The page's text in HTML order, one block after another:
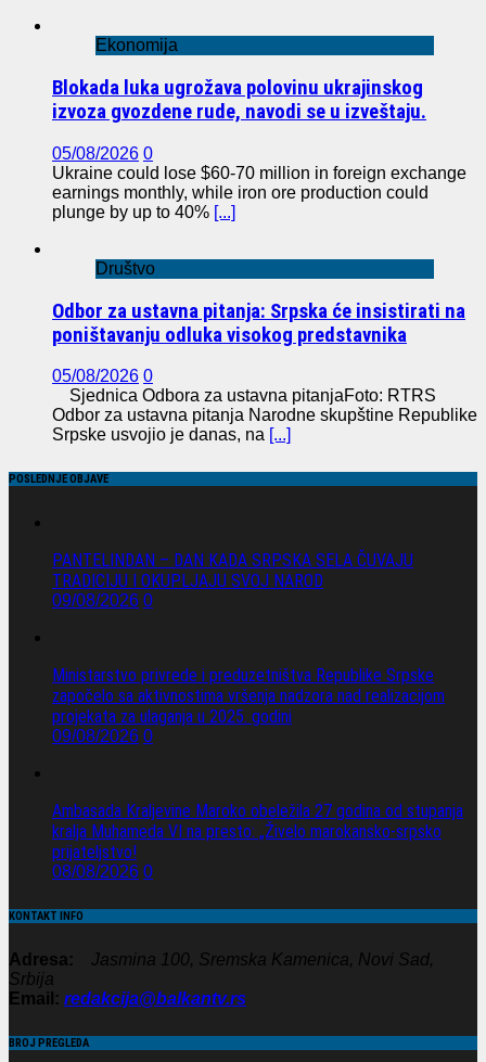
Ekonomija
Blokada luka ugrožava polovinu ukrajinskog
izvoza gvozdene rude, navodi se u izveštaju.
05/08/2026 0
Ukraine could lose $60-70 million in foreign exchange
earnings monthly, while iron ore production could
plunge by up to 40% [...]
Društvo
Odbor za ustavna pitanja: Srpska će insistirati na
poništavanju odluka visokog predstavnika
05/08/2026 0
Sjednica Odbora za ustavna pitanjaFoto: RTRS
Odbor za ustavna pitanja Narodne skupštine Republike
Srpske usvojio je danas, na [...]
POSLEDNJE OBJAVE
PANTELINDAN – DAN KADA SRPSKA SELA ČUVAJU
TRADICIJU I OKUPLJAJU SVOJ NAROD
09/08/2026 0
Ministarstvo privrede i preduzetništva Republike Srpske
započelo sa aktivnostima vršenja nadzora nad realizacijom
projekata za ulaganja u 2025. godini
09/08/2026 0
Ambasada Kraljevine Maroko obeležila 27 godina od stupanja
kralja Muhameda VI na presto: „Živelo marokansko-srpsko
prijateljstvo!
08/08/2026 0
KONTAKT INFO
Adresa:
Jasmina 100, Sremska Kamenica, Novi Sad,
Srbija
Email: redakcija@balkantv.rs
BROJ PREGLEDA